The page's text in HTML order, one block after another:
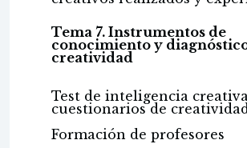
Tema 7. Instrumentos de
conocimiento y
creatividad
Test de inteligencia
cuestionarios de
Formación de profesores